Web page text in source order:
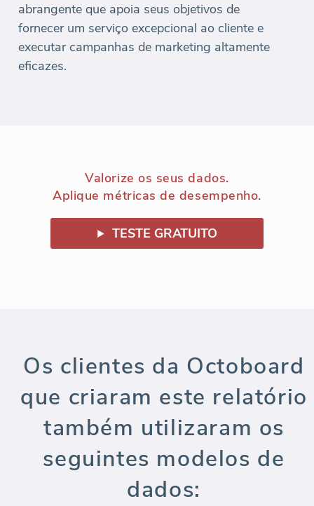
abrangente que apoia seus objetivos de
fornecer um serviço excepcional ao cliente e
executar campanhas de marketing altamente
eficazes.
Valorize os seus dados.
Aplique métricas de desempenho.
TESTE GRATUITO
Os clientes da Octoboard
que criaram este relatório
também utilizaram os
seguintes modelos de
dados: